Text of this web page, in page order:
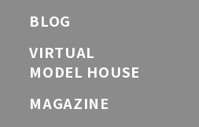
BLOG
VIRTUAL
MODEL HOUSE
MAGAZINE